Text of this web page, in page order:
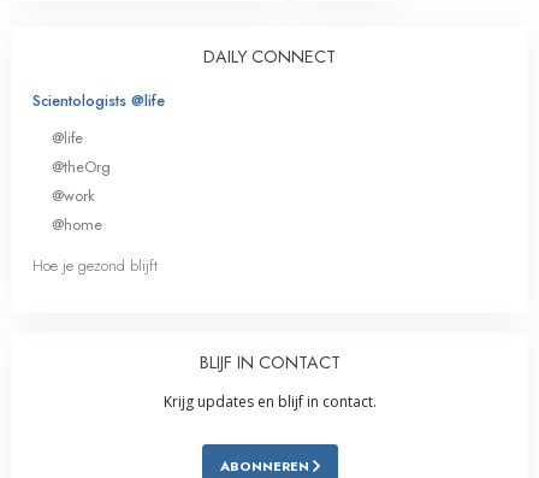
DAILY CONNECT
Scientologists @life
@life
@theOrg
@work
@home
Hoe je gezond blijft
BLIJF IN CONTACT
Krijg updates en blijf in contact.
ABONNEREN